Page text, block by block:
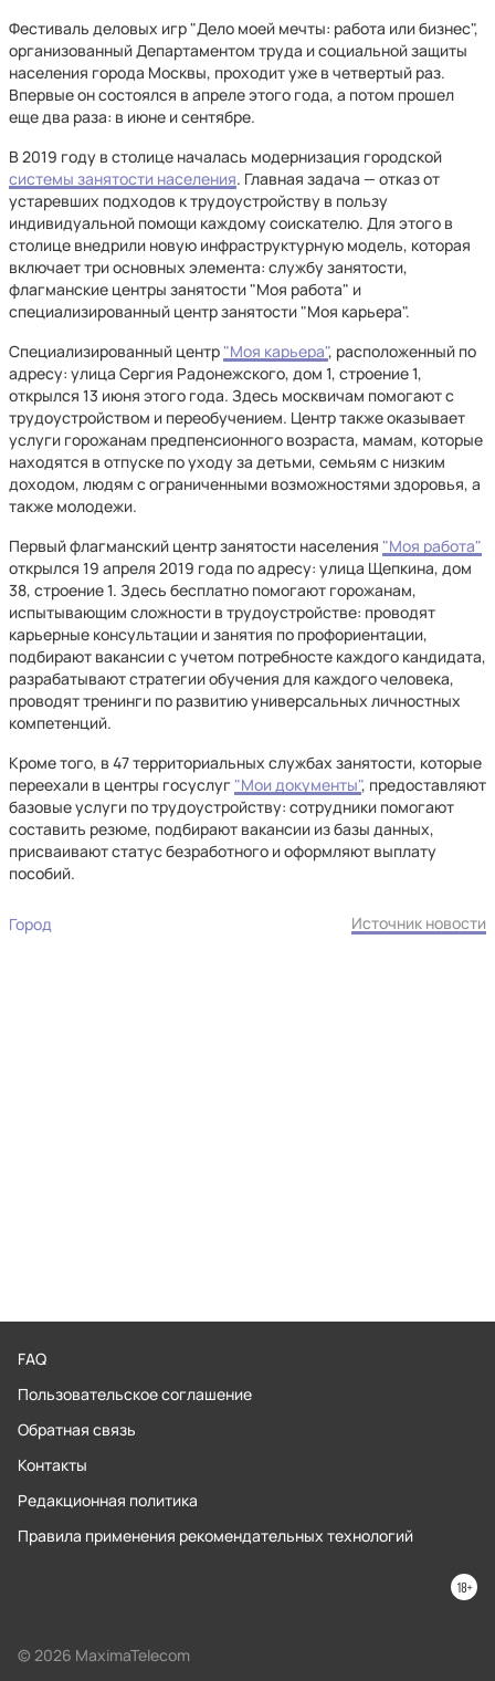
Фестиваль деловых игр "Дело моей мечты: работа или бизнес",
организованный Департаментом труда и социальной защиты
населения города Москвы, проходит уже в четвертый раз.
Впервые он состоялся в апреле этого года, а потом прошел
еще два раза: в июне и сентябре.
В 2019 году в столице началась модернизация городской
системы занятости населения. Главная задача — отказ от
устаревших подходов к трудоустройству в пользу
индивидуальной помощи каждому соискателю. Для этого в
столице внедрили новую инфраструктурную модель, которая
включает три основных элемента: службу занятости,
флагманские центры занятости "Моя работа" и
специализированный центр занятости "Моя карьера".
Специализированный центр "Моя карьера", расположенный по
адресу: улица Сергия Радонежского, дом 1, строение 1,
открылся 13 июня этого года. Здесь москвичам помогают с
трудоустройством и переобучением. Центр также оказывает
услуги горожанам предпенсионного возраста, мамам, которые
находятся в отпуске по уходу за детьми, семьям с низким
доходом, людям с ограниченными возможностями здоровья, а
также молодежи.
Первый флагманский центр занятости населения "Моя работа"
открылся 19 апреля 2019 года по адресу: улица Щепкина, дом
38, строение 1. Здесь бесплатно помогают горожанам,
испытывающим сложности в трудоустройстве: проводят
карьерные консультации и занятия по профориентации,
подбирают вакансии с учетом потребносте каждого кандидата,
разрабатывают стратегии обучения для каждого человека,
проводят тренинги по развитию универсальных личностных
компетенций.
Кроме того, в 47 территориальных службах занятости, которые
переехали в центры госуслуг "Мои документы", предоставляют
базовые услуги по трудоустройству: сотрудники помогают
составить резюме, подбирают вакансии из базы данных,
присваивают статус безработного и оформляют выплату
пособий.
Город Источник новости
FAQ
Пользовательское соглашение
Обратная связь
Контакты
Редакционная политика
Правила применения рекомендательных технологий
© 2026 MaximaTelecom